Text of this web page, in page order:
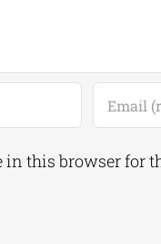
in this browser for